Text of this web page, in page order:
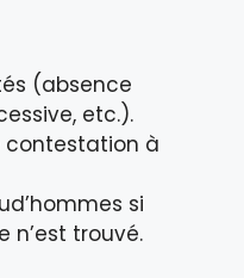
(absence
etc.).
contestation à
si
trouvé.